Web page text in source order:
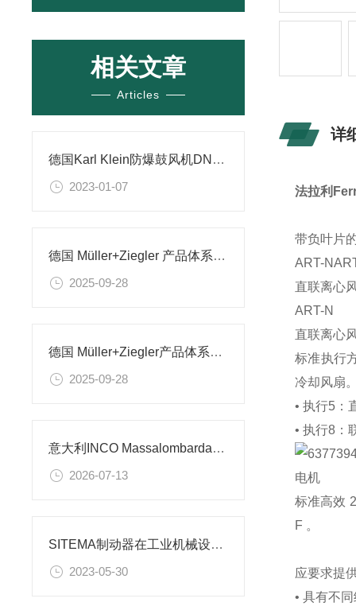
相关文章
Articles
德国Karl Klein防爆鼓风机DNG 3-6
2023-01-07
德国 Müller+Ziegler 产品体系及应用场景解析
2025-09-28
德国 Müller+Ziegler产品体系及应用场景解析
2025-09-28
意大利INCO Massalombarda电容技术特点及行业应用解析
2026-07-13
SITEMA制动器在工业机械设备中的应用
2023-05-30
详
法拉利
带负叶片
ART-
直联离心
ART-N
直联离心
标准执行
冷却风扇
• 执行5：
• 执行8：
电机
标准高效
F 。
应要求提
• 具有不